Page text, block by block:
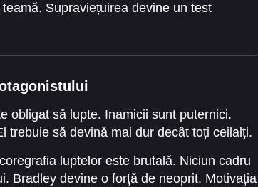
Supraviețuirea devine un test
obligat să lupte. Inamicii sunt puternici.
trebuie să devină mai dur decât toți ceilalți.
luptelor este brutală. Niciun cadru
Bradley devine o forță de neoprit. Motivația